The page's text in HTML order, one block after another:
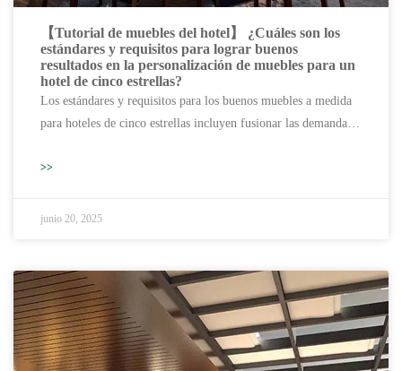
【Tutorial de muebles del hotel】 ¿Cuáles son los
estándares y requisitos para lograr buenos
resultados en la personalización de muebles para un
hotel de cinco estrellas?
Los estándares y requisitos para los buenos muebles a medida
para hoteles de cinco estrellas incluyen fusionar las demandas
diversos y adaptables, y manejar a fondo todos los detalles para
>>
junio 20, 2025